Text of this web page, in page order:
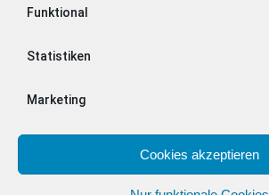
Funktional
Statistiken
Marketing
Cookies akzeptieren